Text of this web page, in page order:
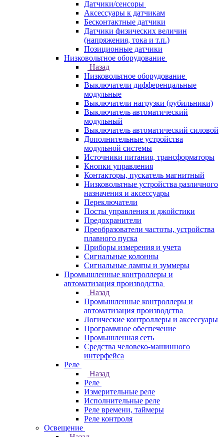
Датчики/сенсоры
Аксессуары к датчикам
Бесконтактные датчики
Датчики физических величин
(напряжения, тока и т.п.)
Позиционные датчики
Низковольтное оборудование
Назад
Низковольтное оборудование
Выключатели дифференцальные
модульные
Выключатели нагрузки (рубильники)
Выключатель автоматический
модульный
Выключатель автоматический силовой
Дополнительные устройства
модульной системы
Источники питания, трансформаторы
Кнопки управления
Контакторы, пускатель магнитный
Низковольтные устройства различного
назначения и аксессуары
Переключатели
Посты управления и джойстики
Предохранители
Преобразователи частоты, устройства
плавного пуска
Приборы измерения и учета
Сигнальные колонны
Сигнальные лампы и зуммеры
Промышленные контроллеры и
автоматизация производства
Назад
Промышленные контроллеры и
автоматизация производства
Логические контроллеры и аксессуары
Программное обеспечение
Промышленная сеть
Средства человеко-машинного
интерфейса
Реле
Назад
Реле
Измерительные реле
Исполнительные реле
Реле времени, таймеры
Реле контроля
Освещение